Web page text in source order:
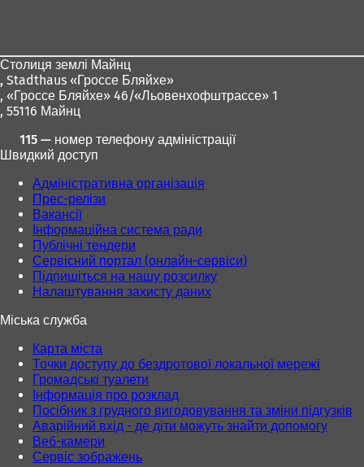
Столиця землі Майнц
, Stadthaus «Гроссе Бляйхе»
, «Гроссе Бляйхе» 46/«Льовенхофштрассе» 1
, 55116 Майнц
115 — номер телефону адміністрації
Швидкий доступ
Адміністративна організація
Прес-релізи
Вакансії
Інформаційна система ради
Публічні тендери
Сервісний портал (онлайн-сервіси)
Підпишіться на нашу розсилку
Налаштування захисту даних
Міська служба
Карта міста
Точки доступу до бездротової локальної мережі
Громадські туалети
Інформація про розклад
Посібник з грудного вигодовування та зміни підгузків
Аварійний вхід - де діти можуть знайти допомогу
Веб-камери
Сервіс зображень